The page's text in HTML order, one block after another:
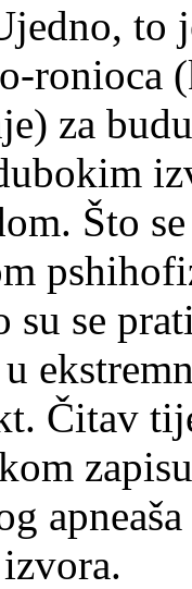
to
za
Što
se
Čitav